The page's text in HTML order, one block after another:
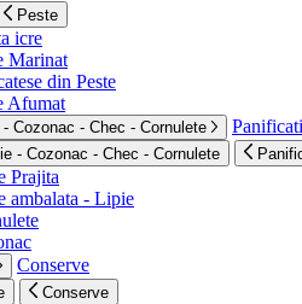
Peste
icre
Marinat
din Peste
Afumat
Cozonac - Chec - Cornulete
- Cozonac - Chec - Cornulete
Prajita
ambalata - Lipie
Conserve
Conserve